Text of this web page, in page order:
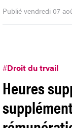
Publié vendredi 07
#Droit du trvail
Heures